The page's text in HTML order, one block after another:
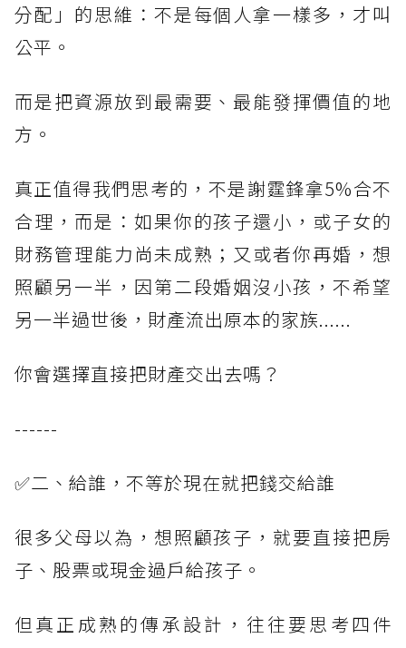
分配」的思維：不是每個人拿一樣多，才叫
公平。
而是把資源放到最需要、最能發揮價值的地
方。
真正值得我們思考的，不是謝霆鋒拿5%合不
合理，而是：如果你的孩子還小，或子女的
財務管理能力尚未成熟；又或者你再婚，想
照顧另一半，因第二段婚姻沒小孩，不希望
另一半過世後，財產流出原本的家族......
你會選擇直接把財產交出去嗎？
------
✅二、給誰，不等於現在就把錢交給誰
很多父母以為，想照顧孩子，就要直接把房
子、股票或現金過戶給孩子。
但真正成熟的傳承設計，往往要思考四件